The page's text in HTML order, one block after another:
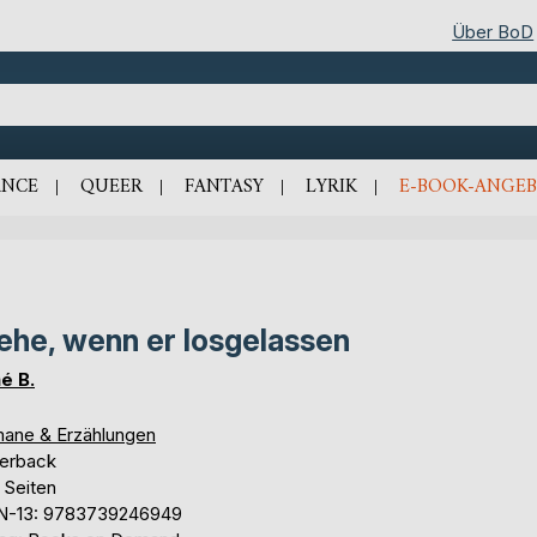
Über BoD
QUEER FANTASY LYRIK E-BOOK-
wenn er losgelassen
B.
& Erzählungen
13: 9783739246949